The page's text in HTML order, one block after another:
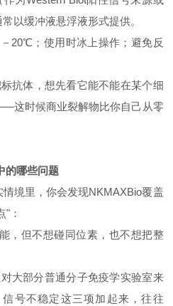
以缓冲液悬浮液形式提供。
20℃；使用时冰上操作；避免反
抗体，想先看它能不能在某个细
这时候商业裂解物比你自己从零
的哪些问题
境里，你会发现NKMAXBio覆盖
"：
，但不想碰同位素，也不想把整
大部分普通分子免疫学实验室来
号不稳定这三项加起来，往往